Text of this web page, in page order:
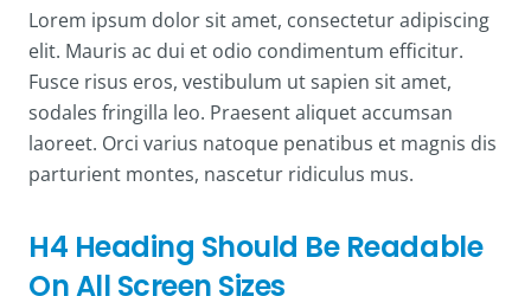
Lorem ipsum dolor sit amet, consectetur adipiscing
elit. Mauris ac dui et odio condimentum efficitur.
Fusce risus eros, vestibulum ut sapien sit amet,
sodales fringilla leo. Praesent aliquet accumsan
laoreet. Orci varius natoque penatibus et magnis dis
parturient montes, nascetur ridiculus mus.
H4 Heading Should Be Readable
On All Screen Sizes